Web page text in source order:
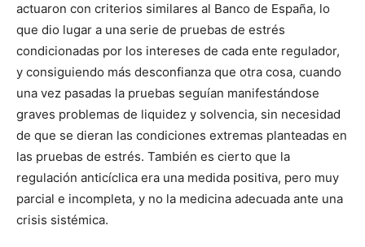
actuaron con criterios similares al Banco de España, lo
que dio lugar a una serie de pruebas de estrés
condicionadas por los intereses de cada ente regulador,
y consiguiendo más desconfianza que otra cosa, cuando
una vez pasadas la pruebas seguían manifestándose
graves problemas de liquidez y solvencia, sin necesidad
de que se dieran las condiciones extremas planteadas en
las pruebas de estrés. También es cierto que la
regulación anticíclica era una medida positiva, pero muy
parcial e incompleta, y no la medicina adecuada ante una
crisis sistémica.